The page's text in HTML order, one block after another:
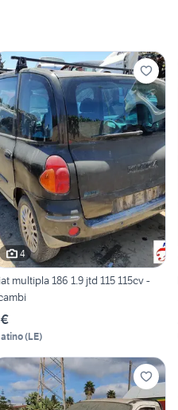
4
multipla 186 1.9 jtd 115 115cv -
(LE)